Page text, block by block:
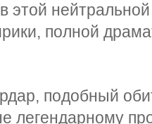
этой
полной
подобный
легендарному